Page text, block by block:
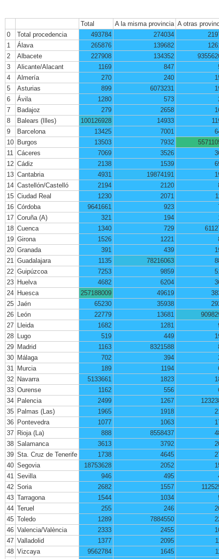
Total A la misma provincia A otras
0
Total procedencia 493784 274034
1
Álava 265876 139682
2
Albacete 227908 134352
3
Alicante/Alacant 1169 847
4
Almería 270 240
5
Asturias 899 6073231
6
Ávila 1280 573
7
Badajoz 279 2658
8
Balears (Illes) 100126928 14933
9
Barcelona 13425 7001
10 Burgos 13503 7932
11
Cáceres 7069 3526
12 Cádiz 2138 1539
13 Cantabria 4931 19874191
14 Castellón/Castelló 2194 2120
15 Ciudad Real 1230 2071
16 Córdoba 9641661 923
17 Coruña (A) 321 194
18 Cuenca 1340 729
19 Girona 1526 1221
20 Granada 391 439
21 Guadalajara 1135 78216063
22 Guipúzcoa 7253 9859
23 Huelva 4682 6204
24 Huesca 257188009 49619
25 Jaén 65230 35938
26 León 22779 13681
27 Lleida 1682 1281
28 Lugo 519 449
29 Madrid 1163 8321588
30 Málaga 702 394
31
Murcia 189 1194
32 Navarra 5133661 1823
33 Ourense 1162 556
34 Palencia 2499 1267
35 Palmas (Las) 1965 1918
36 Pontevedra 1077 1063
37 Rioja (La) 888 8558437
38 Salamanca 3613 3792
39 Sta. Cruz de Tenerife 1738 4645
40 Segovia 18753628 2052
41 Sevilla 946 495
42 Soria 2682 1557
43 Tarragona 1544 1034
44 Teruel 255 246
45 Toledo 1289 7884550
46 Valencia/València 2333 2455
47 Valladolid 1377 2095
48 Vizcaya 9562784 1645